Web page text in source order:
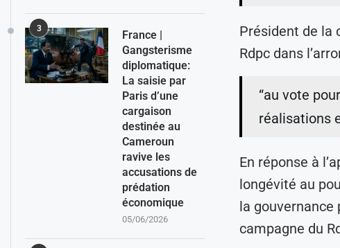
Président de la
Rdpc dans
“au vote
réalisations
En réponse à
longévité au
la gouvernance
campagne du
3
France |
Gangsterisme
diplomatique:
La saisie par
Paris d’une
cargaison
destinée au
Cameroun
ravive les
accusations de
prédation
économique
05/06/2026